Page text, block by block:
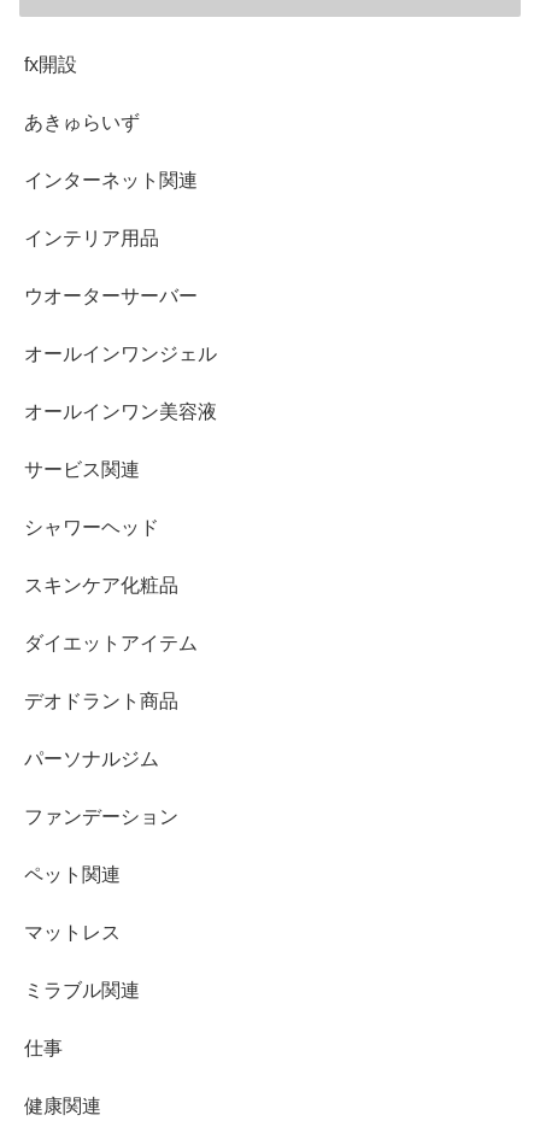
fx開設
あきゅらいず
インターネット関連
インテリア用品
ウオーターサーバー
オールインワンジェル
オールインワン美容液
サービス関連
シャワーヘッド
スキンケア化粧品
ダイエットアイテム
デオドラント商品
パーソナルジム
ファンデーション
ペット関連
マットレス
ミラブル関連
仕事
健康関連